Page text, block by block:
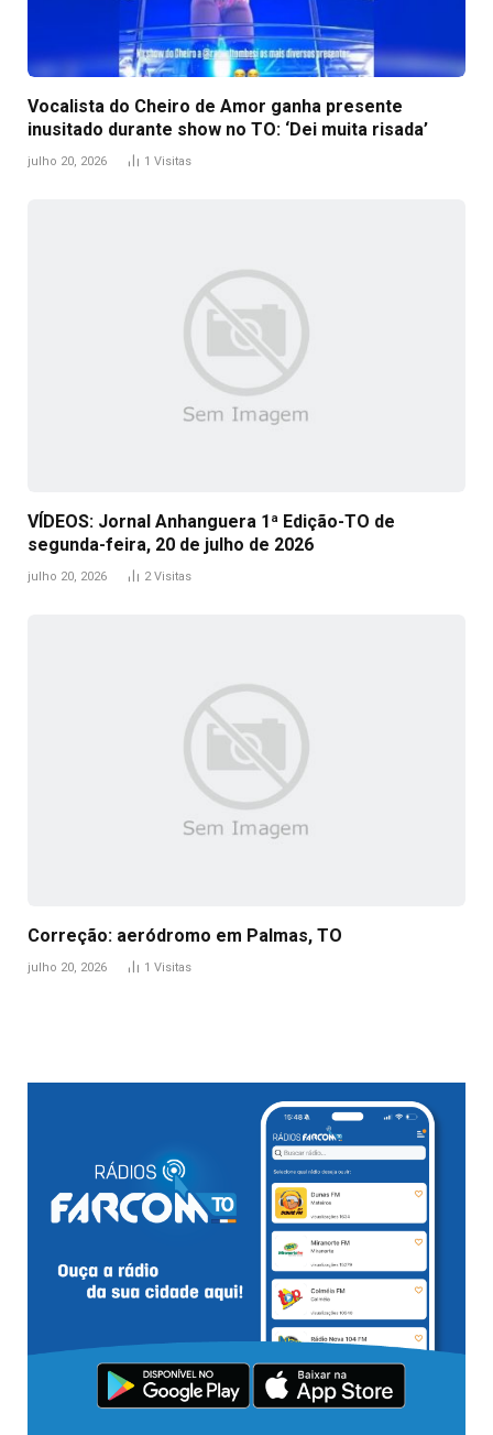
Vocalista do Cheiro de Amor ganha presente
inusitado durante show no TO: ‘Dei muita risada’
julho 20, 2026 1 Visitas
VÍDEOS: Jornal Anhanguera 1ª Edição-TO de
segunda-feira, 20 de julho de 2026
julho 20, 2026 2Visitas
Correção: aeródromo em Palmas, TO
julho 20, 2026 1 Visitas